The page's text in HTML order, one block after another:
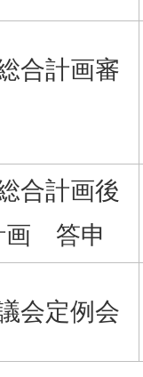
合計画審
合計画後
画 答申
会定例会